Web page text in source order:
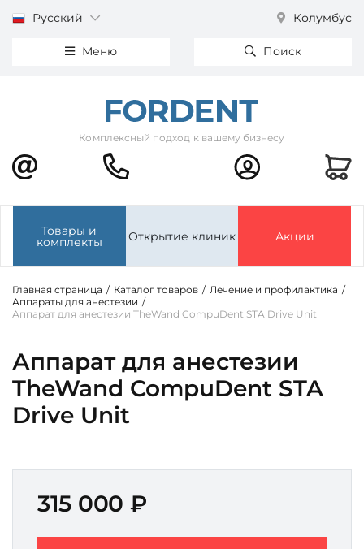
Русский Колумбус
Меню Поиск
Комплексный подход к вашему бизнесу
Товары и
комплекты Открытие клиник Акции
Главная страница / Каталог товаров / Лечение и профилактика /
Аппараты для анестезии /
Аппарат для анестезии TheWand CompuDent STA Drive Unit
Аппарат для анестезии
TheWand CompuDent STA
Drive Unit
315 000 ₽